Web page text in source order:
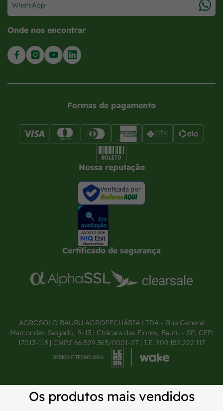
WhatsApp
Onde nos encontrar
Formas de pagamento
Nossa reputação
Verificada por
Certificado de segurança
AGROSOLO BAURU AGROPECUÁRIA LTDA - Rua General
Marcondes Salgado, 9-13 | Chácara das Flores, Bauru - SP, CEP:
17013-113 | CNPJ 66.529.363/0001-27 | I.E. 209.152.222.117